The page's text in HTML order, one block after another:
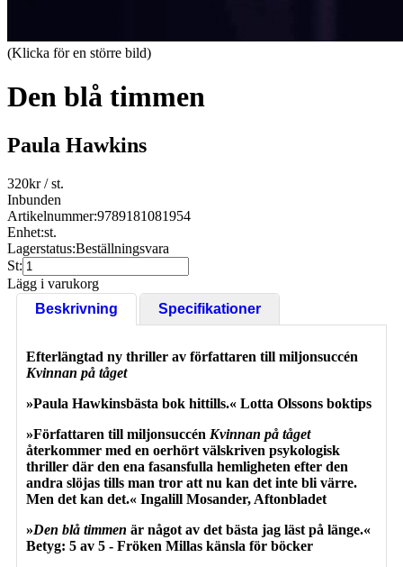
(Klicka för en större bild)
Den blå timmen
Paula Hawkins
320kr/ st.
Inbunden
Artikelnummer:9789181081954
Enhet:st.
Lagerstatus:Beställningsvara
St:
Lägg i varukorg
Beskrivning
Specifikationer
Efterlängtad ny thriller av författaren till miljonsuccén
Kvinnan på tåget
»Paula Hawkinsbästa bok hittills.« Lotta Olssons boktips
»Författaren till miljonsuccén Kvinnan på tåget
återkommer med en oerhört välskriven psykologisk
thriller där den ena fasansfulla hemligheten efter den
andra slöjas tills man tror att nu kan det inte bli värre.
Men det kan det.« Ingalill Mosander, Aftonbladet
»Den blå timmen är något av det bästa jag läst på länge.«
Betyg: 5 av 5 - Fröken Millas känsla för böcker